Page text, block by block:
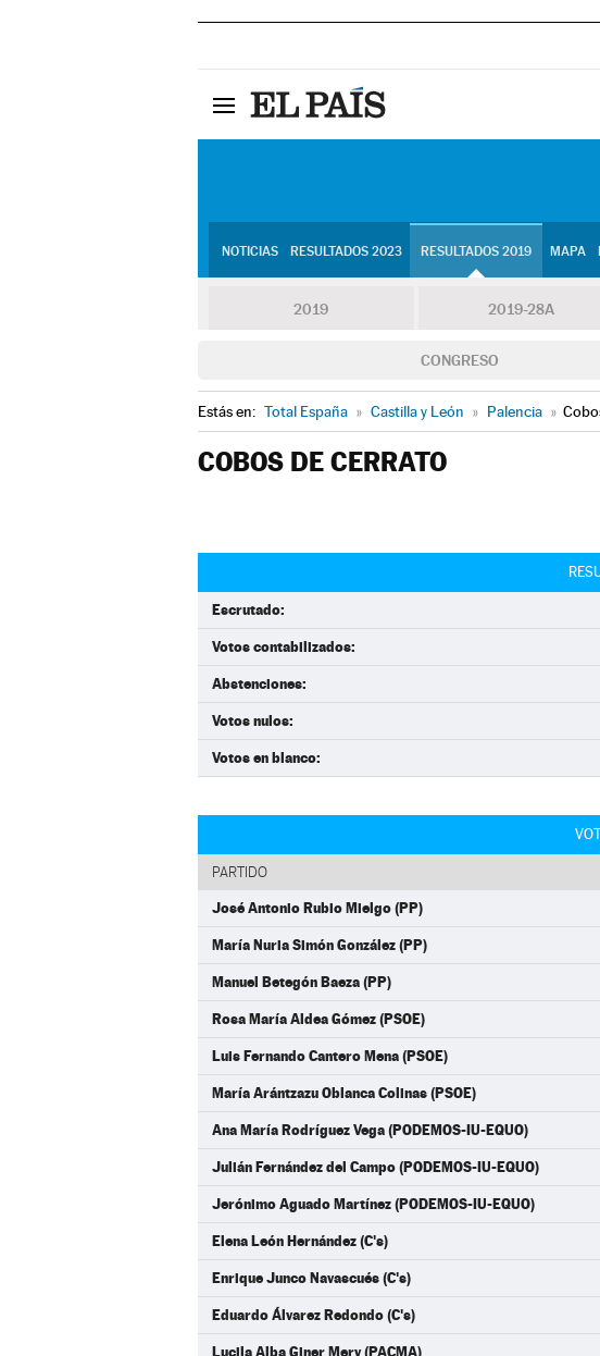
NOTICIAS RESULTADOS 2023 RESULTADOS 2019 MAPA
2019 2019-28A
CONGRESO
Estás en: Total España » Castilla y León » Palencia »
COBOS DE CERRATO
Escrutado:
Votos contabilizados:
Abstenciones:
Votos nulos:
Votos en blanco:
PARTIDO
José Antonio Rubio Mielgo (PP)
María Nuria Simón González (PP)
Manuel Betegón Baeza (PP)
Rosa María Aldea Gómez (PSOE)
Luis Fernando Cantero Mena (PSOE)
María Arántzazu Oblanca Colinas (PSOE)
Ana María Rodríguez Vega (PODEMOS-IU-EQUO)
Julián Fernández del Campo (PODEMOS-IU-EQUO)
Jerónimo Aguado Martínez (PODEMOS-IU-EQUO)
Elena León Hernández (C's)
Enrique Junco Navascués (C's)
Eduardo Álvarez Redondo (C's)
Lucila Alba Giner Mery (PACMA)